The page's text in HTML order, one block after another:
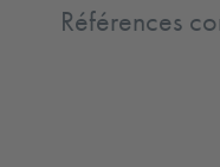
Références